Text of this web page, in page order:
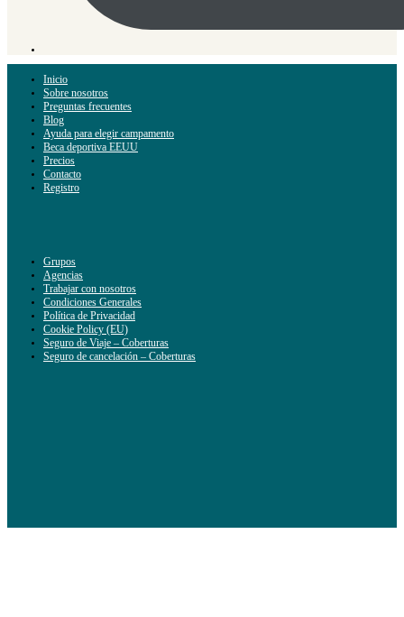
Inicio
Sobre nosotros
Preguntas frecuentes
Blog
Ayuda para elegir campamento
Beca deportiva EEUU
Precios
Contacto
Registro
Grupos
Agencias
Trabajar con nosotros
Condiciones Generales
Política de Privacidad
Cookie Policy (EU)
Seguro de Viaje – Coberturas
Seguro de cancelación – Coberturas